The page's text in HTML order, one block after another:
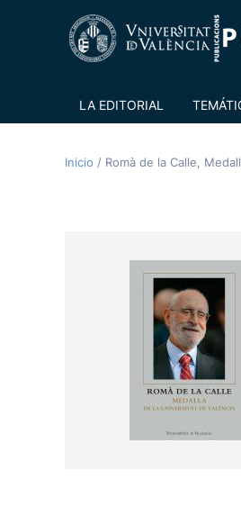
LA EDITORIAL
Inicio / Romà de la Calle,